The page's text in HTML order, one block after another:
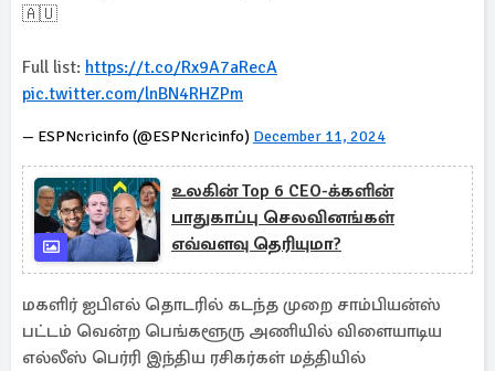
🇦🇺
Full list: https://t.co/Rx9A7aRecA
pic.twitter.com/lnBN4RHZPm
— ESPNcricinfo (@ESPNcricinfo) December 11, 2024
உலகின் Top 6 CEO-க்களின்
பாதுகாப்பு செலவினங்கள்
எவ்வளவு தெரியுமா?
மகளிர் ஐபிஎல் தொடரில் கடந்த முறை சாம்பியன்ஸ்
பட்டம் வென்ற பெங்களூரு அணியில் விளையாடிய
எல்லீஸ் பெர்ரி இந்திய ரசிகர்கள் மத்தியில்